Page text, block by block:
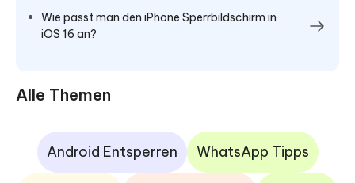
Wie passt man den iPhone Sperrbildschirm in
iOS 16 an?
Alle Themen
Android Entsperren WhatsApp Tipps